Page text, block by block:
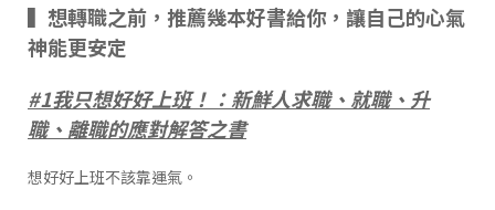
▍想轉職之前，推薦幾本好書給你，讓自己的心氣
神能更安定
#1我只想好好上班！：新鮮人求職、就職、升
職、離職的應對解答之書
想好好上班不該靠運氣。